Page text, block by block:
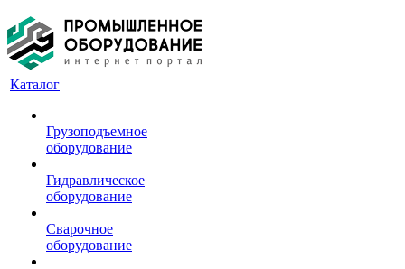
Каталог
Грузоподъемное
оборудование
Гидравлическое
оборудование
Сварочное
оборудование